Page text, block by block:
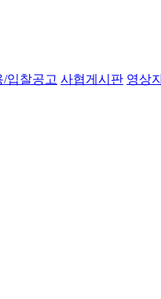
/입찰공고 사협게시판 영상